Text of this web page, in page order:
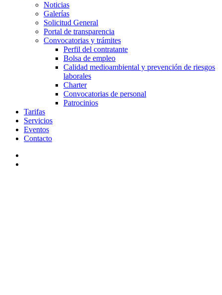
Noticias
Galerías
Solicitud General
Portal de transparencia
Convocatorias y trámites
Perfil del contratante
Bolsa de empleo
Calidad medioambiental y prevención de riesgos
laborales
Charter
Convocatorias de personal
Patrocinios
Tarifas
Servicios
Eventos
Contacto